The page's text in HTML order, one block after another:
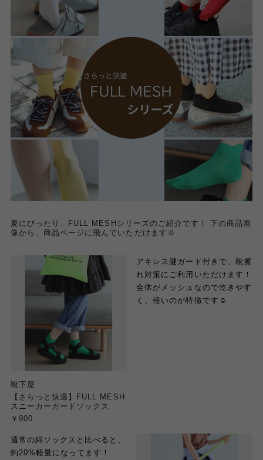
夏にぴったり、FULL MESHシリーズのご紹介です！ 下の商品画
像から、商品ページに飛んでいただけます☺︎
靴下屋
【さらっと快適】FULL MESH
スニーカーガードソックス
￥900
アキレス腱ガード付きで、靴擦
れ対策にご利用いただけます！
全体がメッシュなので乾きやす
く、軽いのが特徴です☺︎
通常の綿ソックスと比べると、
約20%軽量になってます！